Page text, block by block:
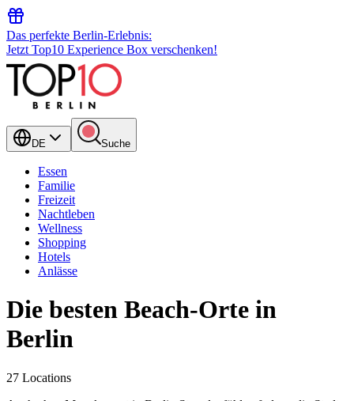
Das perfekte Berlin-Erlebnis:
Jetzt Top10 Experience Box verschenken!
DE Suche
Essen
Familie
Freizeit
Nachtleben
Wellness
Shopping
Hotels
Anlässe
Die besten Beach-Orte in
Berlin
27 Locations